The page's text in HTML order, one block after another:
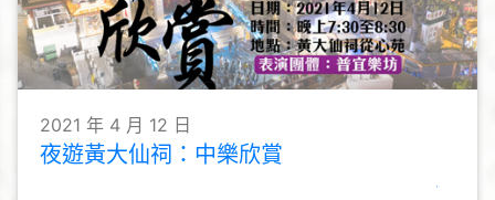
2021 年 4 月 12 日
夜遊黃大仙祠：中樂欣賞